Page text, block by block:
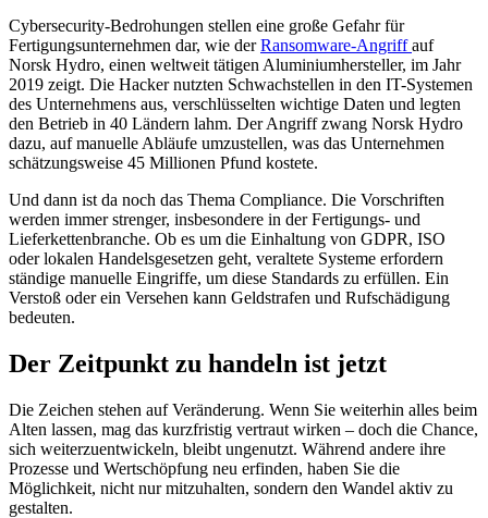
Cybersecurity-Bedrohungen stellen eine große Gefahr für
Fertigungsunternehmen dar, wie derRansomware-Angriffauf
Norsk Hydro, einen weltweit tätigen Aluminiumhersteller, im Jahr
2019 zeigt. Die Hacker nutzten Schwachstellen in den IT-Systemen
des Unternehmens aus, verschlüsselten wichtige Daten und legten
den Betrieb in 40 Ländern lahm. Der Angriff zwang Norsk Hydro
dazu, auf manuelle Abläufe umzustellen, was das Unternehmen
schätzungsweise 45 Millionen Pfund kostete.
Und dann ist da noch das Thema Compliance. Die Vorschriften
werden immer strenger, insbesondere in der Fertigungs- und
Lieferkettenbranche. Ob es um die Einhaltung von GDPR, ISO
oder lokalen Handelsgesetzen geht, veraltete Systeme erfordern
ständige manuelle Eingriffe, um diese Standards zu erfüllen. Ein
Verstoß oder ein Versehen kann Geldstrafen und Rufschädigung
bedeuten.
Der Zeitpunkt zu handeln ist jetzt
Die Zeichen stehen auf Veränderung. Wenn Sie weiterhin alles beim
Alten lassen, mag das kurzfristig vertraut wirken – doch die Chance,
sich weiterzuentwickeln, bleibt ungenutzt. Während andere ihre
Prozesse und Wertschöpfung neu erfinden, haben Sie die
Möglichkeit, nicht nur mitzuhalten, sondern den Wandel aktiv zu
gestalten.